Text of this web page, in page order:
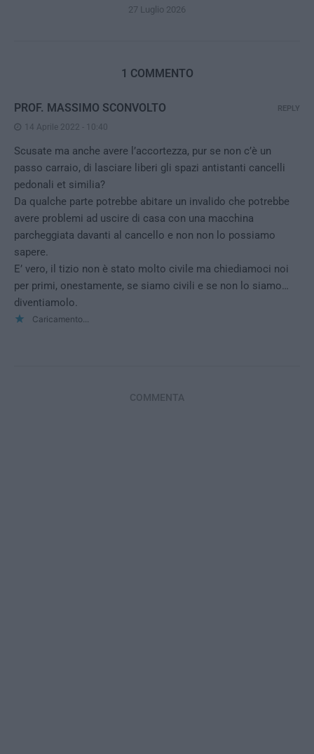
27 Luglio 2026
1 COMMENTO
PROF. MASSIMO SCONVOLTO
14 Aprile 2022 - 10:40
Scusate ma anche avere l’accortezza, pur se non c’è un
passo carraio, di lasciare liberi gli spazi antistanti cancelli
pedonali et similia?
Da qualche parte potrebbe abitare un invalido che potrebbe
avere problemi ad uscire di casa con una macchina
parcheggiata davanti al cancello e non non lo possiamo
sapere.
E’ vero, il tizio non è stato molto civile ma chiediamoci noi
per primi, onestamente, se siamo civili e se non lo siamo…
diventiamolo.
Caricamento...
REPLY
COMMENTA